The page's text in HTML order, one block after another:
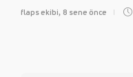
flaps ekibi, 8 sene önce